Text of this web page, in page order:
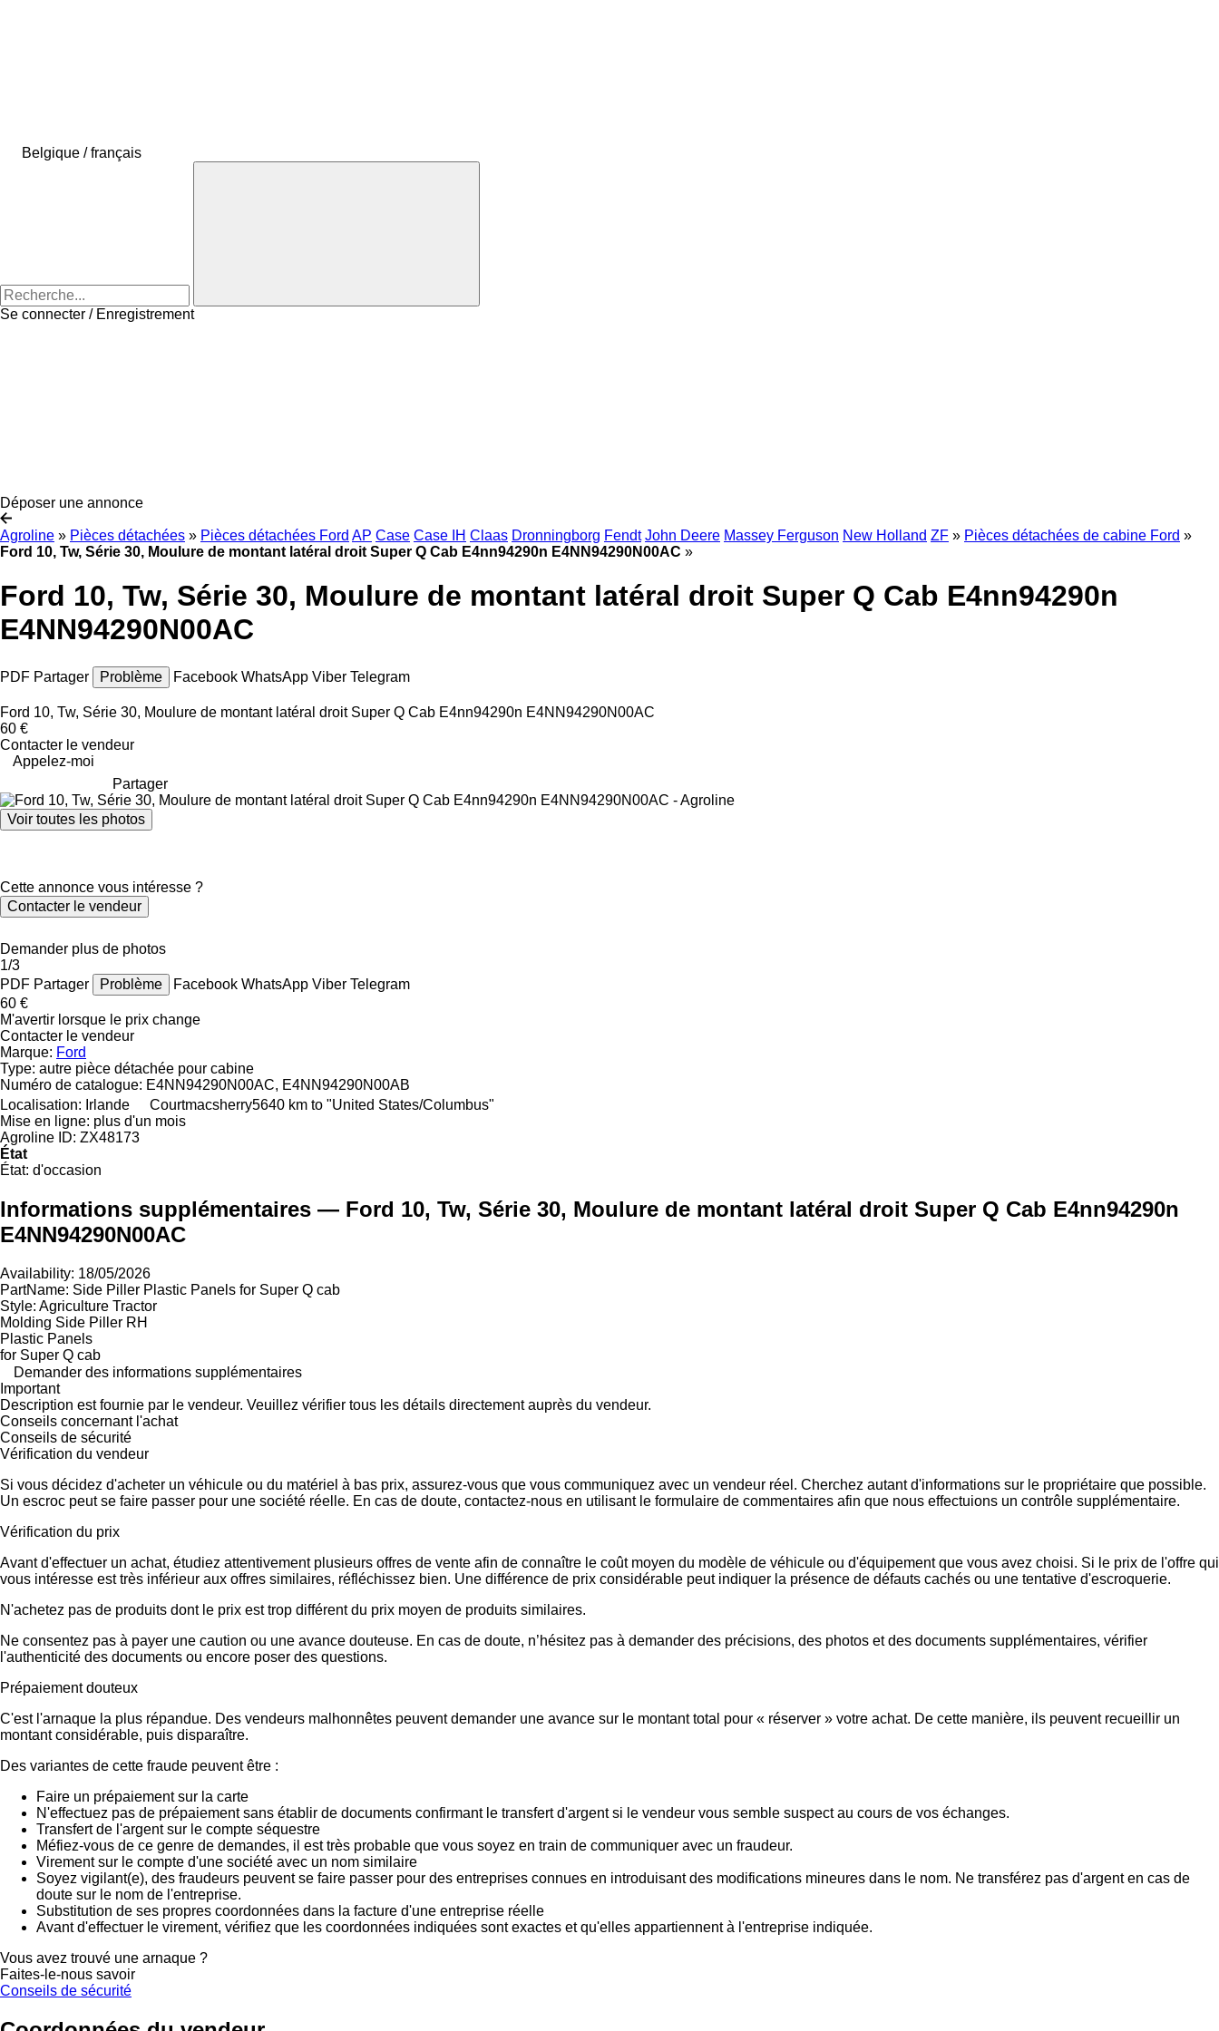
Belgique / français
Se connecter / Enregistrement
Déposer une annonce
Agroline » Pièces détachées » Pièces détachées Ford AP Case Case IH Claas Dronningborg Fendt John Deere Massey Ferguson New Holland ZF » Pièces détachées de cabine Ford »
Ford 10, Tw, Série 30, Moulure de montant latéral droit Super Q Cab E4nn94290n E4NN94290N00AC »
Ford 10, Tw, Série 30, Moulure de montant latéral droit Super Q Cab E4nn94290n
E4NN94290N00AC
PDF Partager Problème Facebook WhatsApp Viber Telegram
Ford 10, Tw, Série 30, Moulure de montant latéral droit Super Q Cab E4nn94290n E4NN94290N00AC
60 €
Contacter le vendeur
Appelez-moi
Partager
Voir toutes les photos
Cette annonce vous intéresse ?
Contacter le vendeur
Demander plus de photos
1/3
PDF Partager Problème Facebook WhatsApp Viber Telegram
60 €
M'avertir lorsque le prix change
Contacter le vendeur
Marque: Ford
Type: autre pièce détachée pour cabine
Numéro de catalogue: E4NN94290N00AC, E4NN94290N00AB
Localisation: Irlande Courtmacsherry5640 km to "United States/Columbus"
Mise en ligne: plus d'un mois
Agroline ID: ZX48173
État
État: d'occasion
Informations supplémentaires — Ford 10, Tw, Série 30, Moulure de montant latéral droit Super Q Cab E4nn94290n
E4NN94290N00AC
Availability: 18/05/2026
PartName: Side Piller Plastic Panels for Super Q cab
Style: Agriculture Tractor
Molding Side Piller RH
Plastic Panels
for Super Q cab
Demander des informations supplémentaires
Important
Description est fournie par le vendeur. Veuillez vérifier tous les détails directement auprès du vendeur.
Conseils concernant l'achat
Conseils de sécurité
Vérification du vendeur
Si vous décidez d'acheter un véhicule ou du matériel à bas prix, assurez-vous que vous communiquez avec un vendeur réel. Cherchez autant d'informations sur le propriétaire que possible.
Un escroc peut se faire passer pour une société réelle. En cas de doute, contactez-nous en utilisant le formulaire de commentaires afin que nous effectuions un contrôle supplémentaire.
Vérification du prix
Avant d'effectuer un achat, étudiez attentivement plusieurs offres de vente afin de connaître le coût moyen du modèle de véhicule ou d'équipement que vous avez choisi. Si le prix de l'offre qui
vous intéresse est très inférieur aux offres similaires, réfléchissez bien. Une différence de prix considérable peut indiquer la présence de défauts cachés ou une tentative d'escroquerie.
N'achetez pas de produits dont le prix est trop différent du prix moyen de produits similaires.
Ne consentez pas à payer une caution ou une avance douteuse. En cas de doute, n’hésitez pas à demander des précisions, des photos et des documents supplémentaires, vérifier
l'authenticité des documents ou encore poser des questions.
Prépaiement douteux
C'est l'arnaque la plus répandue. Des vendeurs malhonnêtes peuvent demander une avance sur le montant total pour « réserver » votre achat. De cette manière, ils peuvent recueillir un
montant considérable, puis disparaître.
Des variantes de cette fraude peuvent être :
Faire un prépaiement sur la carte
N'effectuez pas de prépaiement sans établir de documents confirmant le transfert d'argent si le vendeur vous semble suspect au cours de vos échanges.
Transfert de l'argent sur le compte séquestre
Méfiez-vous de ce genre de demandes, il est très probable que vous soyez en train de communiquer avec un fraudeur.
Virement sur le compte d'une société avec un nom similaire
Soyez vigilant(e), des fraudeurs peuvent se faire passer pour des entreprises connues en introduisant des modifications mineures dans le nom. Ne transférez pas d'argent en cas de
doute sur le nom de l'entreprise.
Substitution de ses propres coordonnées dans la facture d'une entreprise réelle
Avant d'effectuer le virement, vérifiez que les coordonnées indiquées sont exactes et qu'elles appartiennent à l'entreprise indiquée.
Vous avez trouvé une arnaque ?
Faites-le-nous savoir
Conseils de sécurité